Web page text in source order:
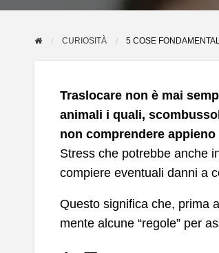
CURIOSITÀ 5 COSE
Traslocare non è mai
animali i quali,
non comprendere
Stress che potrebbe anche
compiere eventuali danni a
Questo significa che, prima
mente alcune “regole” per